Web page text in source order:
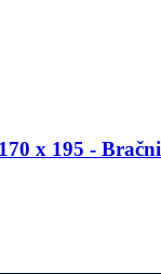
x 195 - Bračni